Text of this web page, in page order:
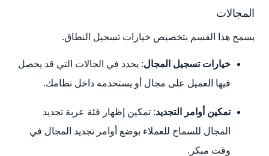
المجالات
يسمح هذا القسم بتخصيص خيارات تسجيل النطاق.
خيارات تسجيل المجال: يحدد في الحالات التي قد يحصل
فيها العميل على مجال أو يستخدمه داخل نظامك.
تمكين أوامر التجديد: تمكين إظهار فئة عربة تجديد
المجال للسماح للعملاء بوضع أوامر تجديد المجال في
وقت مبكر.